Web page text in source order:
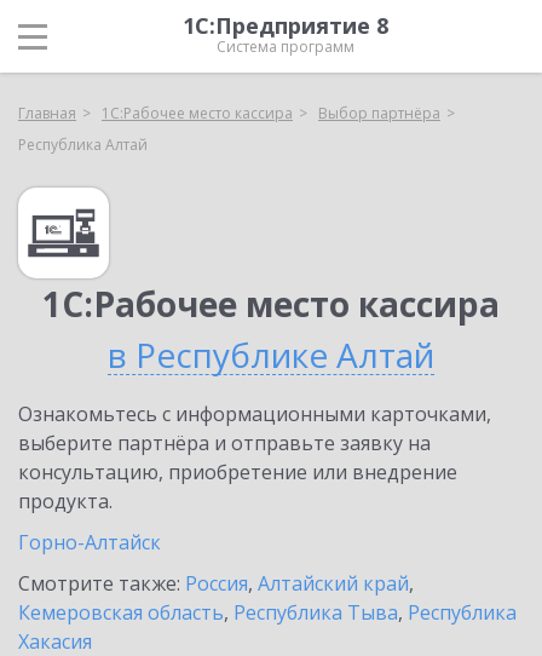
1С:Предприятие 8
Система программ
Главная 1С:Рабочее место кассира
Выбор партнёра
Республика Алтай
1С:Рабочее место кассира
в Республике Алтай
Ознакомьтесь с информационными карточками,
выберите партнёра и отправьте заявку на
консультацию, приобретение или внедрение
продукта.
Горно-Алтайск
Смотрите также: Россия, Алтайский край,
Кемеровская область, Республика Тыва, Республика
Хакасия